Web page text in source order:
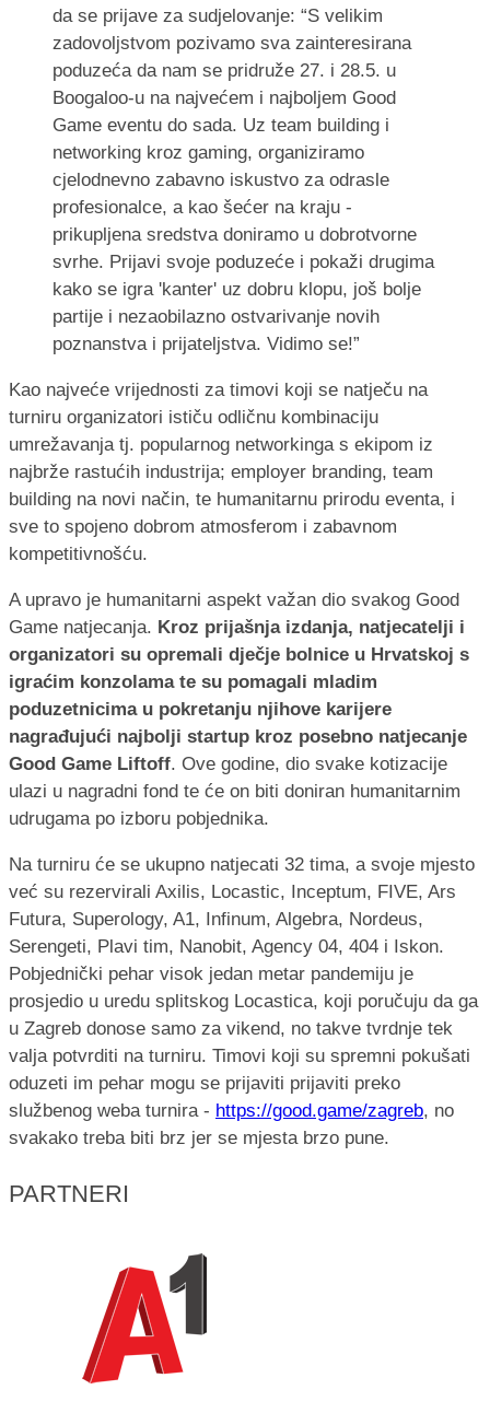
da se prijave za sudjelovanje: “S velikim
zadovoljstvom pozivamo sva zainteresirana
poduzeća da nam se pridruže 27. i 28.5. u
Boogaloo-u na najvećem i najboljem Good
Game eventu do sada. Uz team building i
networking kroz gaming, organiziramo
cjelodnevno zabavno iskustvo za odrasle
profesionalce, a kao šećer na kraju -
prikupljena sredstva doniramo u dobrotvorne
svrhe. Prijavi svoje poduzeće i pokaži drugima
kako se igra 'kanter' uz dobru klopu, još bolje
partije i nezaobilazno ostvarivanje novih
poznanstva i prijateljstva. Vidimo se!”
Kao najveće vrijednosti za timovi koji se natječu na
turniru organizatori ističu odličnu kombinaciju
umrežavanja tj. popularnog networkinga s ekipom iz
najbrže rastućih industrija; employer branding, team
building na novi način, te humanitarnu prirodu eventa, i
sve to spojeno dobrom atmosferom i zabavnom
kompetitivnošću.
A upravo je humanitarni aspekt važan dio svakog Good
Game natjecanja. Kroz prijašnja izdanja, natjecatelji i
organizatori su opremali dječje bolnice u Hrvatskoj s
igraćim konzolama te su pomagali mladim
poduzetnicima u pokretanju njihove karijere
nagrađujući najbolji startup kroz posebno natjecanje
Good Game Liftoff. Ove godine, dio svake kotizacije
ulazi u nagradni fond te će on biti doniran humanitarnim
udrugama po izboru pobjednika.
Na turniru će se ukupno natjecati 32 tima, a svoje mjesto
već su rezervirali Axilis, Locastic, Inceptum, FIVE, Ars
Futura, Superology, A1, Infinum, Algebra, Nordeus,
Serengeti, Plavi tim, Nanobit, Agency 04, 404 i Iskon.
Pobjednički pehar visok jedan metar pandemiju je
prosjedio u uredu splitskog Locastica, koji poručuju da ga
u Zagreb donose samo za vikend, no takve tvrdnje tek
valja potvrditi na turniru. Timovi koji su spremni pokušati
oduzeti im pehar mogu se prijaviti prijaviti preko
službenog weba turnira - https://good.game/zagreb, no
svakako treba biti brz jer se mjesta brzo pune.
PARTNERI